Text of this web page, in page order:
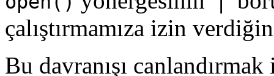
çalıştırmamıza izin
Bu davranışı